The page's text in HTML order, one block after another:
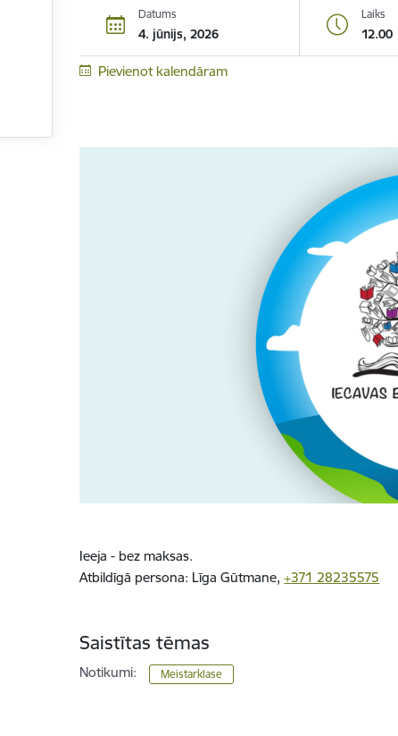
Datums
4. jūnijs, 2026
Laiks
12.00
Pievienot kalendāram
Ieeja - bez maksas.
Atbildīgā persona: Līga Gūtmane,+371 28235575
Saistītas tēmas
Notikumi: Meistarklase